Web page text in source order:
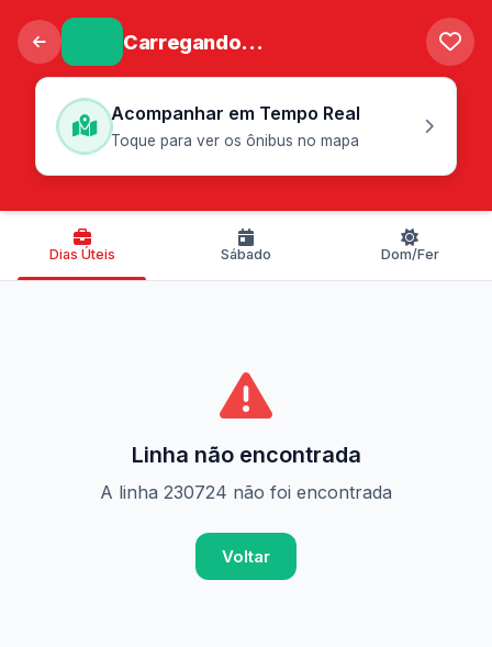
Carregando...
Acompanhar em Tempo Real
Toque para ver os ônibus no mapa
Dias Úteis Sábado Dom/Fer
Linha não encontrada
A linha 230724 não foi encontrada
Voltar